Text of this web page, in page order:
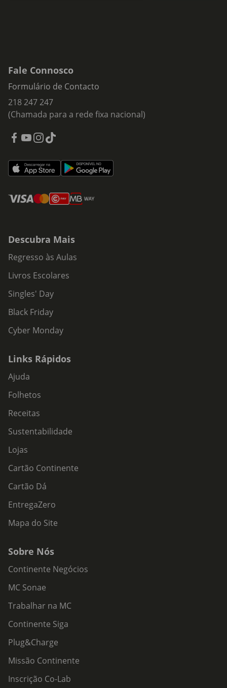
Fale Connosco
Formulário de Contacto
218 247 247
(Chamada para a rede fixa nacional)
Descubra Mais
Regresso às Aulas
Livros Escolares
Singles' Day
Black Friday
Cyber Monday
Links Rápidos
Ajuda
Folhetos
Receitas
Sustentabilidade
Lojas
Cartão Continente
Cartão Dá
EntregaZero
Mapa do Site
Sobre Nós
Continente Negócios
MC Sonae
Trabalhar na MC
Continente Siga
Plug&Charge
Missão Continente
Inscrição Co-Lab